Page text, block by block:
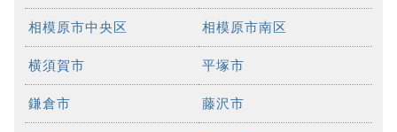
相模原市中央区 相模原市南区
横須賀市 平塚市
鎌倉市 藤沢市